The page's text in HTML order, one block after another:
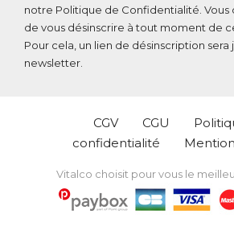
notre Politique de Confidentialité.
de vous désinscrire à tout moment de
Pour cela, un lien de désinscription sera
newsletter.
CGV CGU
confidentialité
Vitalco choisit pour vous le